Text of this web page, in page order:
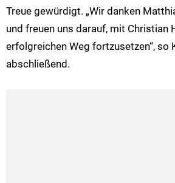
Treue gewürdigt. „Wir danken
und freuen uns darauf, mit Christian
erfolgreichen Weg fortzusetzen“, so
abschließend.